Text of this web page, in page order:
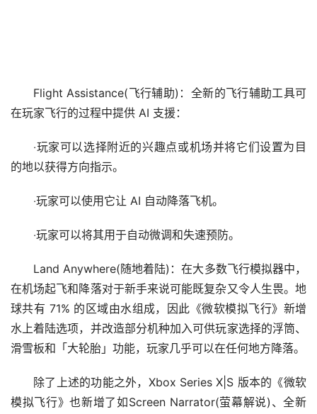
Flight Assistance(飞行辅助)：全新的飞行辅助工具可
在玩家飞行的过程中提供 AI 支援：
‧玩家可以选择附近的兴趣点或机场并将它们设置为目
的地以获得方向指示。
‧玩家可以使用它让 AI 自动降落飞机。
‧玩家可以将其用于自动微调和失速预防。
Land Anywhere(随地着陆)：在大多数飞行模拟器中，
在机场起飞和降落对于新手来说可能既复杂又令人生畏。地
球共有 71% 的区域由水组成，因此《微软模拟飞行》新增
水上着陆选项，并改造部分机种加入可供玩家选择的浮筒、
滑雪板和「大轮胎」功能，玩家几乎可以在任何地方降落。
除了上述的功能之外，Xbox Series X|S 版本的《微软
模拟飞行》也新增了如Screen Narrator(萤幕解说)、全新